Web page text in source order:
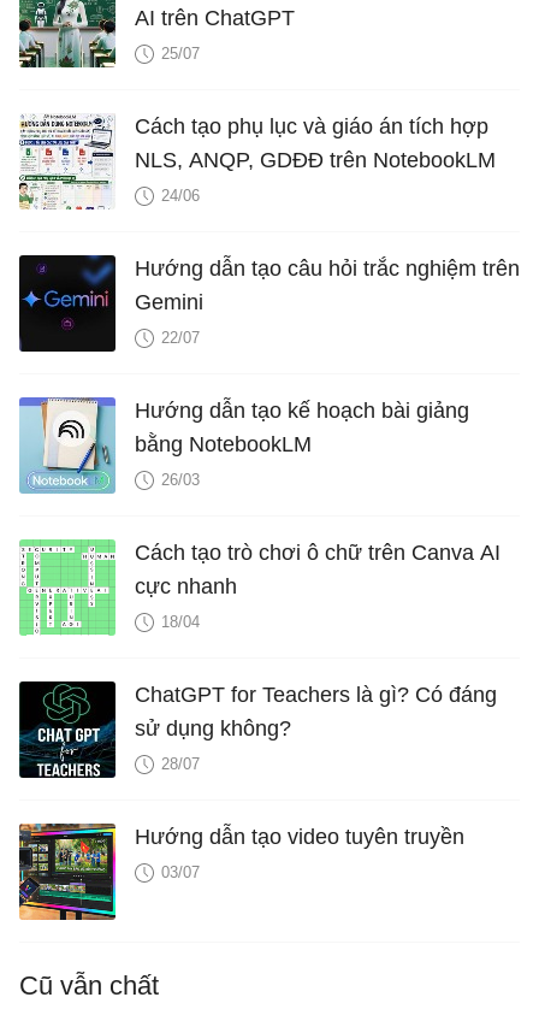
AI trên ChatGPT
25/07
Cách tạo phụ lục và giáo án tích hợp
NLS, ANQP, GDĐĐ trên NotebookLM
24/06
Hướng dẫn tạo câu hỏi trắc nghiệm trên
Gemini
22/07
Hướng dẫn tạo kế hoạch bài giảng
bằng NotebookLM
26/03
Cách tạo trò chơi ô chữ trên Canva AI
cực nhanh
18/04
ChatGPT for Teachers là gì? Có đáng
sử dụng không?
28/07
Hướng dẫn tạo video tuyên truyền
03/07
Cũ vẫn chất